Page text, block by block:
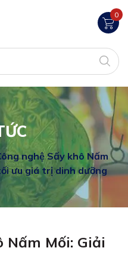
0
nghệ Sấy khô Nấm
ưu giá trị dinh dưỡng
Nấm Mối: Giải